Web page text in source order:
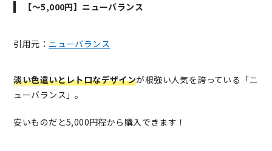
【～5,000円】ニューバランス
引用元： ニューバランス
淡い色遣いとレトロなデザインが根強い人気を誇っている「ニ
ューバランス」。
安いものだと5,000円程から購入できます！